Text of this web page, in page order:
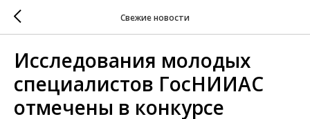
Свежие новости
Исследования молодых
специалистов ГосНИИАС
отмечены в конкурсе